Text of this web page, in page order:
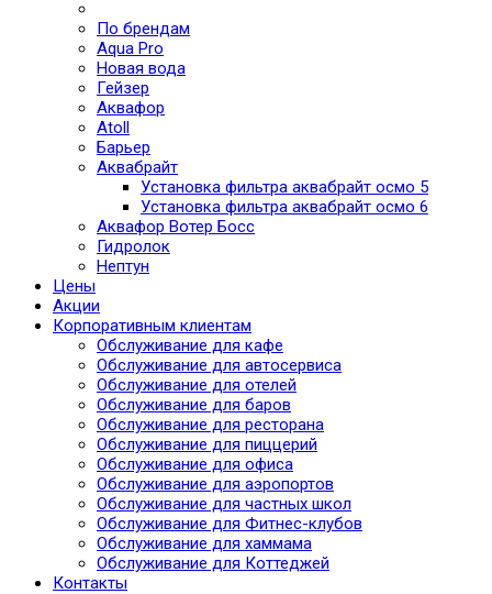
По брендам
Aqua Pro
Новая вода
Гейзер
Аквафор
Atoll
Барьер
Аквабрайт
Установка фильтра аквабрайт осмо 5
Установка фильтра аквабрайт осмо 6
Аквафор Вотер Босс
Гидролок
Нептун
Цены
Акции
Корпоративным клиентам
Обслуживание для кафе
Обслуживание для автосервиса
Обслуживание для отелей
Обслуживание для баров
Обслуживание для ресторана
Обслуживание для пиццерий
Обслуживание для офиса
Обслуживание для аэропортов
Обслуживание для частных школ
Обслуживание для Фитнес-клубов
Обслуживание для хаммама
Обслуживание для Коттеджей
Контакты